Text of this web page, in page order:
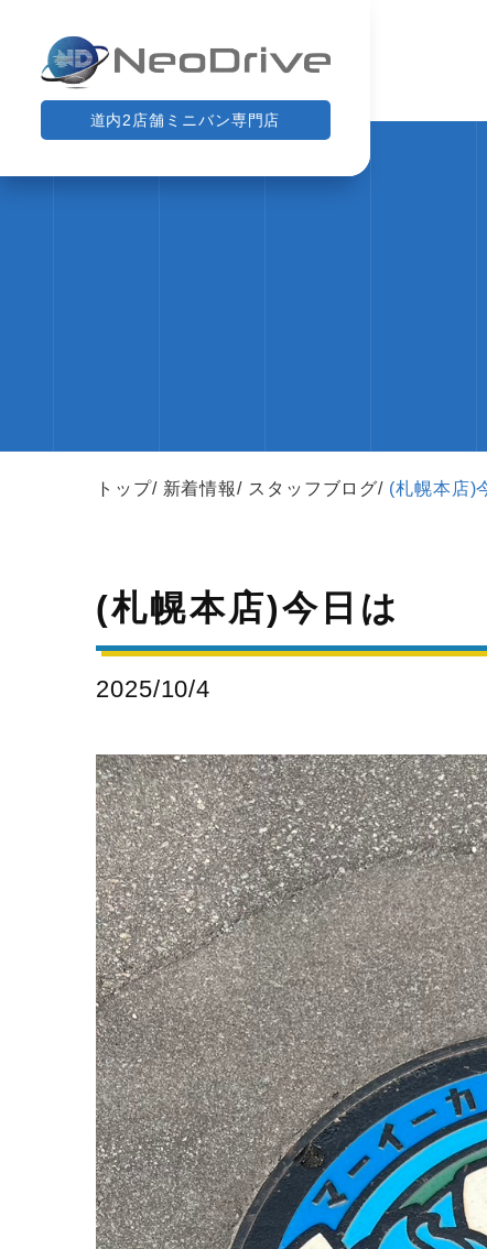
道内2店舗ミニバン専門店
トップ 新着情報 スタッフブログ (札幌本店)
(札幌本店)今日は
2025/10/4